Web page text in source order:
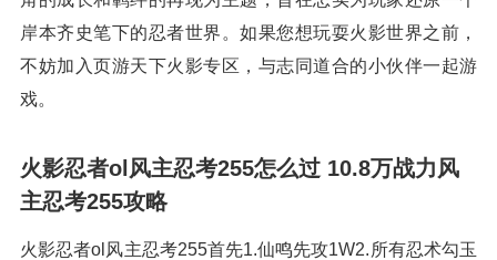
岸本齐史笔下的忍者世界。如果您想玩耍火影世界之前，
不妨加入页游天下火影专区，与志同道合的小伙伴一起游
戏。
火影忍者ol风主忍考255怎么过 10.8万战力风
主忍考255攻略
火影忍者ol风主忍考255首先1.仙鸣先攻1W2.所有忍术勾玉